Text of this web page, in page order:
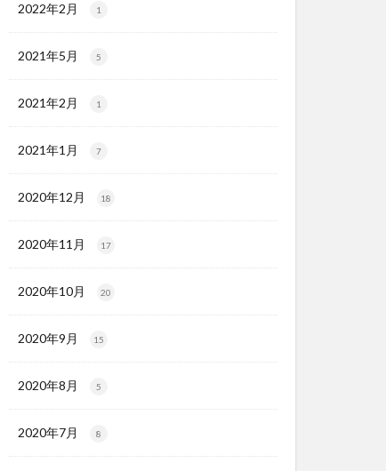
2022年2月 1
2021年5月 5
2021年2月 1
2021年1月 7
2020年12月 18
2020年11月 17
2020年10月 20
2020年9月 15
2020年8月 5
2020年7月 8